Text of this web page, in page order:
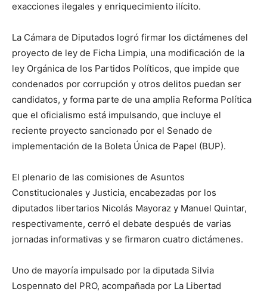
que
se
ve…
exacciones ilegales y enriquecimiento ilícito.
La Cámara de Diputados logró firmar los dictámenes del
proyecto de ley de Ficha Limpia, una modificación de la
ley Orgánica de los Partidos Políticos, que impide que
condenados por corrupción y otros delitos puedan ser
candidatos, y forma parte de una amplia Reforma Política
que el oficialismo está impulsando, que incluye el
reciente proyecto sancionado por el Senado de
implementación de la Boleta Única de Papel (BUP).
El plenario de las comisiones de Asuntos
Constitucionales y Justicia, encabezadas por los
diputados libertarios Nicolás Mayoraz y Manuel Quintar,
respectivamente, cerró el debate después de varias
jornadas informativas y se firmaron cuatro dictámenes.
Uno de mayoría impulsado por la diputada Silvia
Lospennato del PRO, acompañada por La Libertad